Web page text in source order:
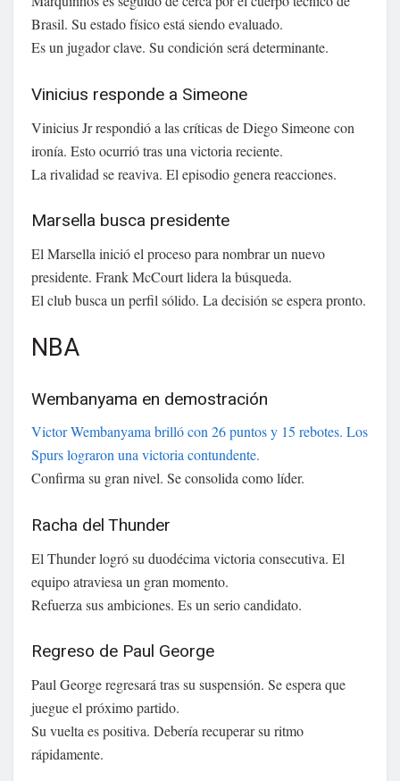
Brasil. Su estado físico está siendo evaluado.
Es un jugador clave. Su condición será determinante.
Vinicius responde a Simeone
Vinicius Jr respondió a las críticas de Diego Simeone con
ironía. Esto ocurrió tras una victoria reciente.
La rivalidad se reaviva. El episodio genera reacciones.
Marsella busca presidente
El Marsella inició el proceso para nombrar un nuevo
presidente. Frank McCourt lidera la búsqueda.
El club busca un perfil sólido. La decisión se espera pronto.
NBA
Wembanyama en demostración
Victor Wembanyama brilló con 26 puntos y 15 rebotes. Los
Spurs lograron una victoria contundente.
Confirma su gran nivel. Se consolida como líder.
Racha del Thunder
El Thunder logró su duodécima victoria consecutiva. El
equipo atraviesa un gran momento.
Refuerza sus ambiciones. Es un serio candidato.
Regreso de Paul George
Paul George regresará tras su suspensión. Se espera que
juegue el próximo partido.
Su vuelta es positiva. Debería recuperar su ritmo
rápidamente.